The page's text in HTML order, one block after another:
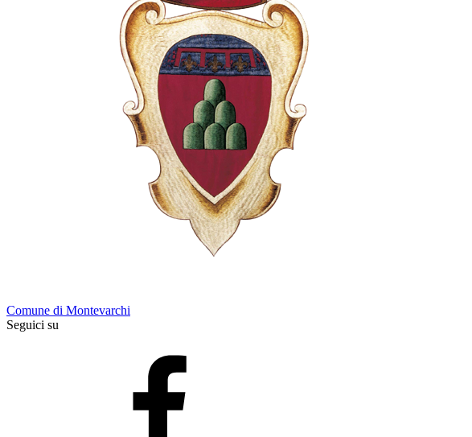
Comune di Montevarchi
Seguici su